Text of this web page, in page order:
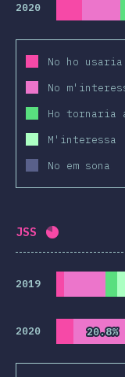
2020
No ho usaria
No
Ho tornaria
M'interessa
No em sona
JSS
2019
2020 20.8%
20.8%